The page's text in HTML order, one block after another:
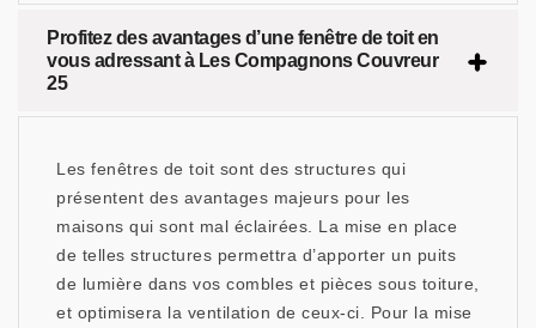
Profitez des avantages d’une fenêtre de toit en
vous adressant à Les Compagnons Couvreur
25
Les fenêtres de toit sont des structures qui
présentent des avantages majeurs pour les
maisons qui sont mal éclairées. La mise en place
de telles structures permettra d’apporter un puits
de lumière dans vos combles et pièces sous toiture,
et optimisera la ventilation de ceux-ci. Pour la mise